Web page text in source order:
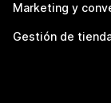
Marketing y
Gestión de